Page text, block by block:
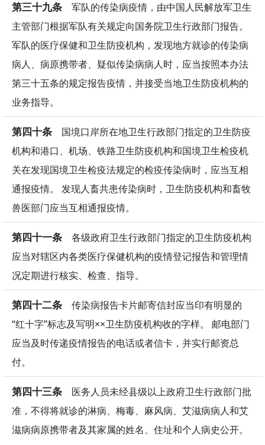
第三十九条 军队的传染病疫情，由中国人民解放军卫生
主管部门根据军队有关规定向国务院卫生行政部门报告。
军队的医疗保健和卫生防疫机构，发现地方就诊的传染病
病人、病原携带者、疑似传染病病人时，应当按照本办法
第三十五条的规定报告疫情，并接受当地卫生防疫机构的
业务指导。
第四十条 国境口岸所在地卫生行政部门指定的卫生防疫
机构和港口、机场、铁路卫生防疫机构和国境卫生检疫机
关在发现国境卫生检疫法规定的检疫传染病时，应当互相
通报疫情。 发现人畜共患传染病时，卫生防疫机构和畜牧
兽医部门应当互相通报疫情。
第四十一条 各级政府卫生行政部门指定的卫生防疫机构
应当对辖区内各类医疗保健机构的疫情登记报告和管理情
况定期进行核实、检查、指导。
第四十二条 传染病报告卡片邮寄信封应当印有明显的
“红十字”标志及写明××卫生防疫机构收的字样。 邮电部门
应当及时传递疫情报告的电话或者信卡，并实行邮资总
付。
第四十三条 医务人员未经县级以上政府卫生行政部门批
准，不得将就诊的淋病、梅毒、麻风病、艾滋病病人和艾
滋病病原携带者及其家属的姓名、住址和个人病史公开。